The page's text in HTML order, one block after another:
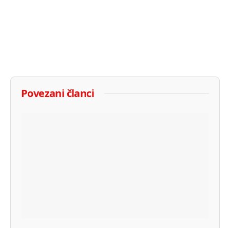
Povezani članci